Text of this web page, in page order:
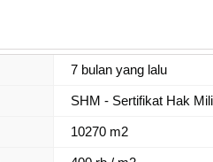
7 bulan yang lalu
SHM - Sertifikat Hak
10270 m2